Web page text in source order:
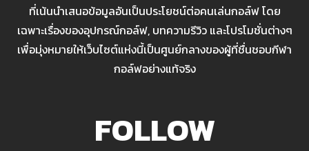
ที่เน้นนำเสนอข้อมูลอันเป็นประโยชน์ต่อคนเล่นกอล์ฟ โดย
เฉพาะเรื่องของอุปกรณ์กอล์ฟ, บทความรีวิว และโปรโมชั่นต่างๆ
เพื่อมุ่งหมายให้เว็บไซต์แห่งนี้เป็นศูนย์กลางของผู้ที่ชื่นชอบกีฬา
กอล์ฟอย่างแท้จริง
FOLLOW